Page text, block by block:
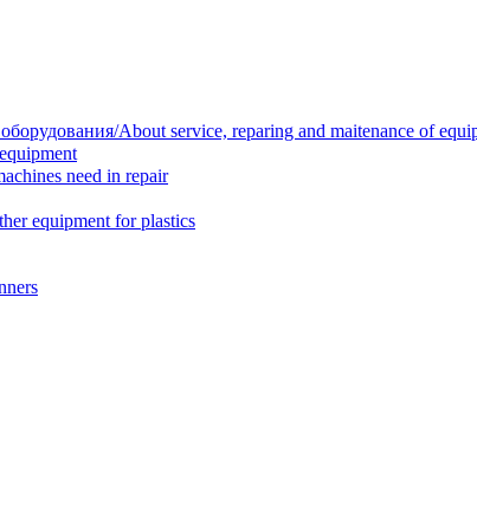
About service, reparing and maitenance of
need in repair
equipment for plastics